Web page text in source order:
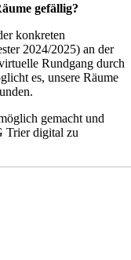
gefällig?
konkreten
2024/2025) an der
Rundgang durch
es, unsere Räume
gemacht und
Trier digital zu